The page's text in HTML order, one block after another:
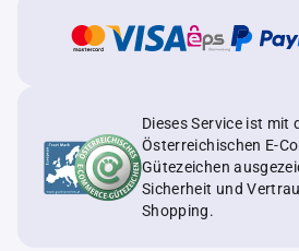
Dieses Service ist mit
Österreichischen E-
Gütezeichen
Sicherheit und
Shopping.